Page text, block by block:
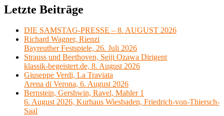
(4):
Baden
–
Operetten,
Letzte Beiträge
DIE SAMSTAG-PRESSE – 8. AUGUST 2026
Richard Wagner, Rienzi
Bayreuther Festspiele, 26. Juli 2026
Strauss und Beethoven, Seiji Ozawa Dirigent
klassik-begeistert.de, 8. August 2026
Giuseppe Verdi, La Traviata
Arena di Verona, 6. August 2026
Bernstein, Gershwin, Ravel, Mahler 1
6. August 2026, Kurhaus Wiesbaden, Friedrich-von-Thiersch-
Saal